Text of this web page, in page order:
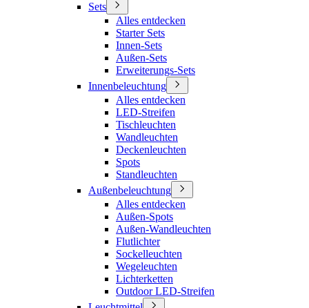
Sets
Alles entdecken
Starter Sets
Innen-Sets
Außen-Sets
Erweiterungs-Sets
Innenbeleuchtung
Alles entdecken
LED-Streifen
Tischleuchten
Wandleuchten
Deckenleuchten
Spots
Standleuchten
Außenbeleuchtung
Alles entdecken
Außen-Spots
Außen-Wandleuchten
Flutlichter
Sockelleuchten
Wegeleuchten
Lichterketten
Outdoor LED-Streifen